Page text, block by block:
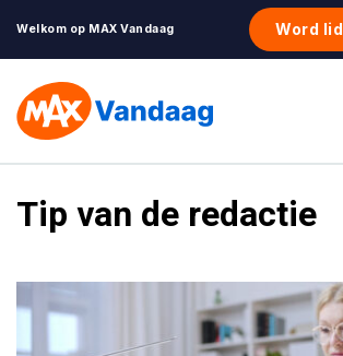
Welkom op MAX Vandaag Word lid
Tip van de redactie